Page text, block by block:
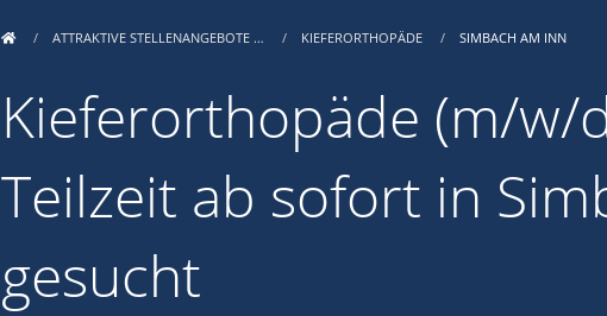
ATTRAKTIVE STELLENANGEBOTE … KIEFERORTHOPÄDE SIMBACH AM INN
Kieferorthopäde (m/w/
Teilzeit ab sofort in
gesucht